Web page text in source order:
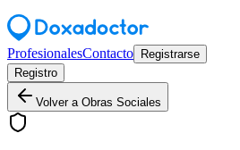
ProfesionalesContacto
Registrarse
Registro
Volver a Obras Sociales